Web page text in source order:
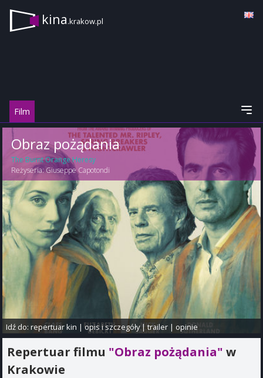
kina.krakow.pl
Film
Obraz pożądania
The Burnt Orange Heresy
Reżyseria:Giuseppe Capotondi
Idź do:repertuar kin |opis i szczegóły|trailer |opinie
Repertuar filmu "Obraz pożądania" w
Krakowie